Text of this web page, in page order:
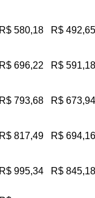
R$ 580,18 R$ 492,65
R$ 696,22 R$ 591,18
R$ 793,68 R$ 673,94
R$ 817,49 R$ 694,16
R$ 995,34 R$ 845,18